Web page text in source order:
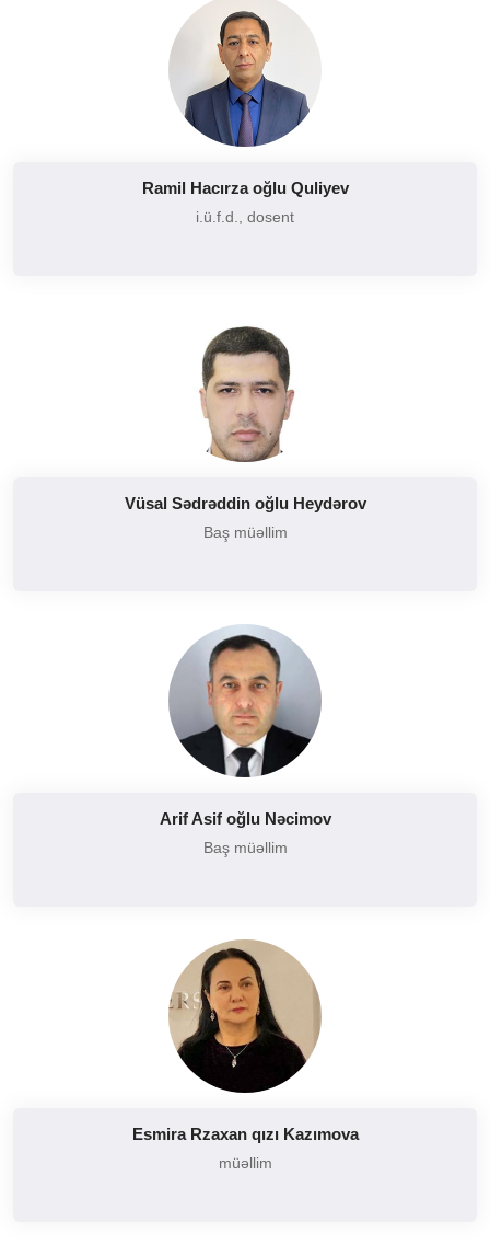
Ramil Hacırza oğlu Quliyev
i.ü.f.d., dosent
Vüsal Sədrəddin oğlu Heydərov
Baş müəllim
Arif Asif oğlu Nəcimov
Baş müəllim
Esmira Rzaxan qızı Kazımova
müəllim